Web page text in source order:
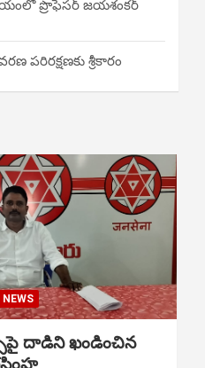
ప్రొఫెసర్ జయశంకర్
పరిరక్షణకు శ్రీకారం
దాడిని ఖండించిన